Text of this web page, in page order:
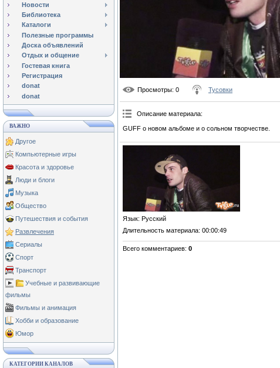
Новости
Библиотека
Каталоги
Полезные программы
Доска объявлений
Отдых и общение
Гостевая книга
Регистрация
donat
donat
ВАЖНО
Другое
Компьютерные игры
Красота и здоровье
Люди и блоги
Музыка
Общество
Путешествия и события
Развлечения
Сериалы
Спорт
Транспорт
Учебные и развивающие
фильмы
Фильмы и анимация
Хобби и образование
Юмор
КАТЕГОРИИ КАНАЛОВ
Просмотры: 0 Тусовки
Описание материала:
GUFF о новом альбоме и о сольном творчестве.
Язык: Русский
Длительность материала: 00:00:49
Всего комментариев: 0